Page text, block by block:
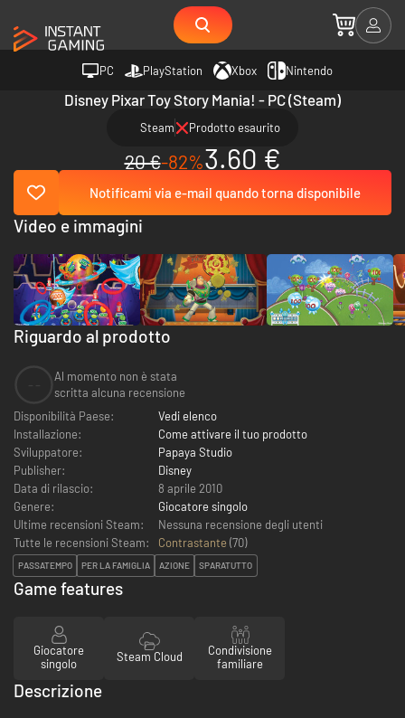
PC PlayStation Xbox Nintendo
Disney Pixar Toy Story Mania! - PC (Steam)
Steam Prodotto esaurito
20 €-82%3.60 €
Notificami via e-mail quando torna disponibile
Riguardo al prodotto
Al momento non è stata
scritta alcuna recensione
Disponibilità Paese:
Vedi elenco
Installazione:
Come attivare il tuo prodotto
Sviluppatore:
Papaya Studio
Publisher:
Disney
Data di rilascio:
8 aprile 2010
Genere:
Giocatore singolo
Ultime recensioni Steam:
Nessuna recensione degli utenti
Tutte le recensioni Steam:
Contrastante (70)
PASSATEMPO PER LA FAMIGLIA AZIONE SPARATUTTO
Video e immagini
Game features
Giocatore
singolo
Steam Cloud
Condivisione
familiare
Descrizione